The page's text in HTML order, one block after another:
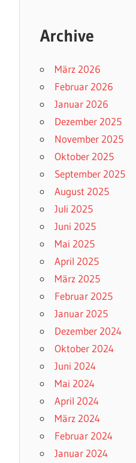
Archive
März 2026
Februar 2026
Januar 2026
Dezember 2025
November 2025
Oktober 2025
September 2025
August 2025
Juli 2025
Juni 2025
Mai 2025
April 2025
März 2025
Februar 2025
Januar 2025
Dezember 2024
Oktober 2024
Juni 2024
Mai 2024
April 2024
März 2024
Februar 2024
Januar 2024